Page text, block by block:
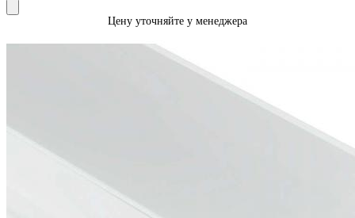
Цену уточняйте у менеджера